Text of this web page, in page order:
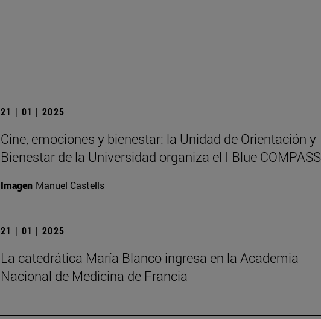
21 | 01 | 2025
Cine, emociones y bienestar: la Unidad de Orientación y
Bienestar de la Universidad organiza el I Blue
Imagen Manuel Castells
21 | 01 | 2025
La catedrática María Blanco ingresa en la Academia
Nacional de Medicina de Francia